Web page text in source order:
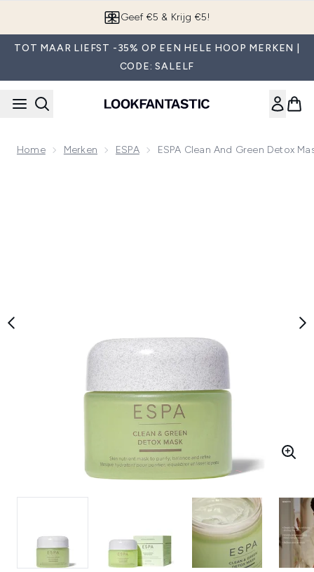
App downloaden
TOT MAAR LIEFST -35% OP EEN HELE HOOP MERKEN |
CODE: SALELF
Home Merken ESPA ESPA Clean And Green Detox